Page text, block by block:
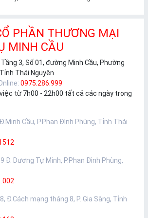
PHẦN THƯƠNG MẠI
MINH CẦU
Tầng 3, Số 01, đường Minh Cầu, Phường
Thái Nguyên
0975.286.999
từ 7h00 - 22h00 tất cả các ngày trong
Cầu, P.Phan Đình Phùng, Tỉnh Thái
Đ. Dương Tự Minh, P.Phan Đình Phùng,
Đ.Cách mạng tháng 8, P. Gia Sàng, Tỉnh